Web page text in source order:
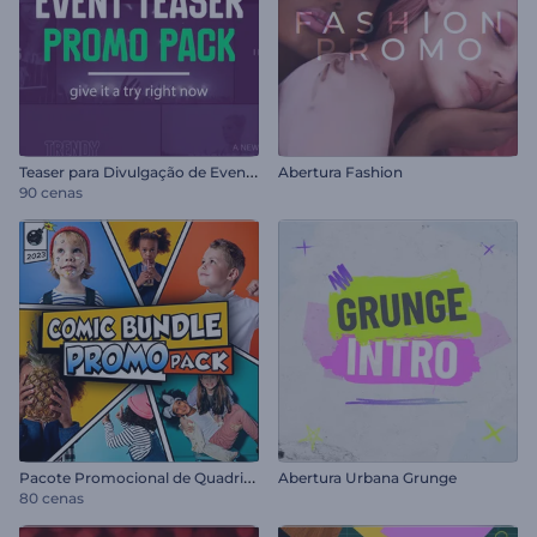
T
easer para Divulgação de Eventos
90 cenas
Abertura Fashion
P
acote Promocional de Quadrinhos
80 cenas
Abertura Urbana Grunge